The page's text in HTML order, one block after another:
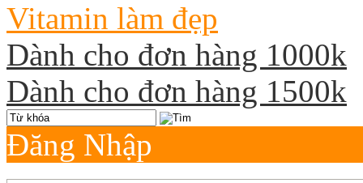
Vitamin làm đẹp
Dành cho đơn hàng 1000k
Dành cho đơn hàng 1500k
Đăng Nhập